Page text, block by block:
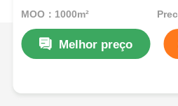
MOQ：1000m²
Melhor preço